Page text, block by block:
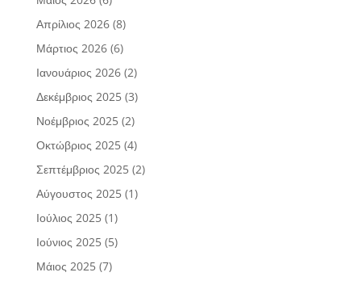
Απρίλιος 2026(8)
Μάρτιος 2026(6)
Ιανουάριος 2026(2)
Δεκέμβριος 2025(3)
Νοέμβριος 2025(2)
Οκτώβριος 2025(4)
Σεπτέμβριος 2025(2)
Αύγουστος 2025(1)
Ιούλιος 2025(1)
Ιούνιος 2025(5)
Μάιος 2025(7)